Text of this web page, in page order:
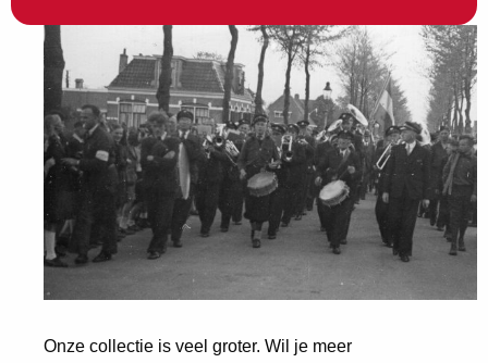
Onze collectie is veel groter. Wil je meer